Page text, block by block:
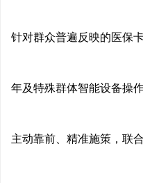
针对群众普遍反映的医保
年及特殊群体智能设备操
主动靠前、精准施策，联